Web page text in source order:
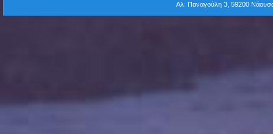
Αλ. Παναγούλη 3, 59200